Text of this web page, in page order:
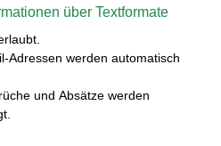
über Textformate
Adressen werden automatisch
und Absätze werden